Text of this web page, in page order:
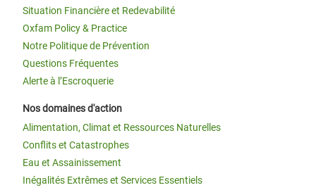
Situation Financière et Redevabilité
Oxfam Policy & Practice
Notre Politique de Prévention
Questions Fréquentes
Alerte à l’Escroquerie
Nos domaines d'action
Alimentation, Climat et Ressources Naturelles
Conflits et Catastrophes
Eau et Assainissement
Inégalités Extrêmes et Services Essentiels